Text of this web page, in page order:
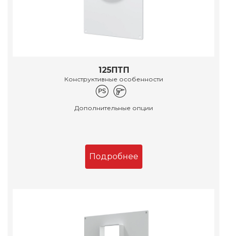
125ПТП
Конструктивные особенности
Дополнительные опции
Подробнее